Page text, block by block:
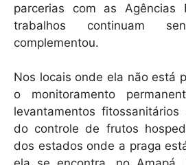
parcerias com as Agências
trabalhos continuam
complementou.
Nos locais onde ela não está
o monitoramento
levantamentos
do controle de frutos
dos estados onde a praga